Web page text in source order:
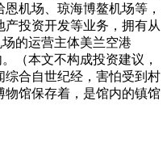
机场、琼海博鳌机场等，
投资开发等业务，拥有从
的运营主体美兰空港
（本文不构成投资建议，
合自世纪经，害怕受到村
物馆保存着，是馆内的镇馆